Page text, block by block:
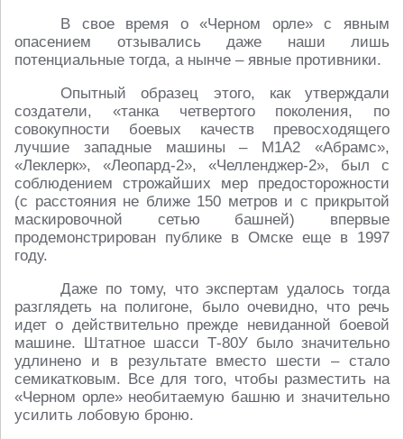
В свое время о «Черном орле» с явным
опасением отзывались даже наши лишь
потенциальные тогда, а нынче – явные противники.
Опытный образец этого, как утверждали
создатели, «танка четвертого поколения, по
совокупности боевых качеств превосходящего
лучшие западные машины – М1А2 «Абрамс»,
«Леклерк», «Леопард-2», «Челленджер-2», был с
соблюдением строжайших мер предосторожности
(с расстояния не ближе 150 метров и с прикрытой
маскировочной сетью башней) впервые
продемонстрирован публике в Омске еще в 1997
году.
Даже по тому, что экспертам удалось тогда
разглядеть на полигоне, было очевидно, что речь
идет о действительно прежде невиданной боевой
машине. Штатное шасси Т-80У было значительно
удлинено и в результате вместо шести – стало
семикатковым. Все для того, чтобы разместить на
«Черном орле» необитаемую башню и значительно
усилить лобовую броню.